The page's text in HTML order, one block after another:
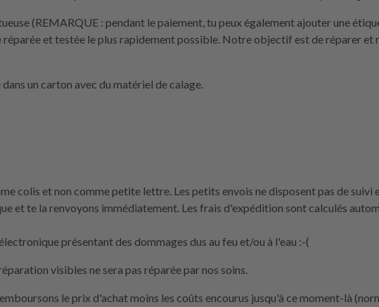
(REMARQUE : pendant le paiement, tu peux également ajouter une
et testée le plus rapidement possible. Notre objectif est de réparer et
un carton avec du matériel de calage.
colis et non comme petite lettre. Les petits envois ne disposent pas de suivi
et te la renvoyons immédiatement. Les frais d'expédition sont calculés
présentant des dommages dus au feu et/ou à l'eau :-(
visibles ne sera pas réparée par nos soins.
le prix d'achat moins les coûts encourus jusqu'à ce moment-là